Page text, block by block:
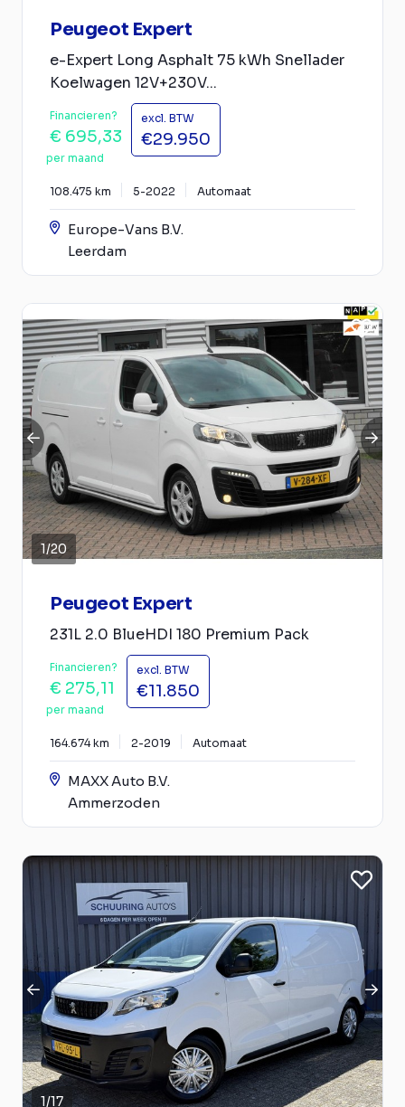
Peugeot Expert
e-Expert Long Asphalt 75 kWh Snellader
Koelwagen 12V+230V...
Financieren?
€ 695,33
per maand
excl. BTW
€29.950
108.475 km 5-2022 Automaat
Europe-Vans B.V.
Leerdam
1/20
Peugeot Expert
231L 2.0 BlueHDI 180 Premium Pack
Financieren?
€ 275,11
per maand
excl. BTW
€11.850
164.674 km 2-2019 Automaat
MAXX Auto B.V.
Ammerzoden
1/17